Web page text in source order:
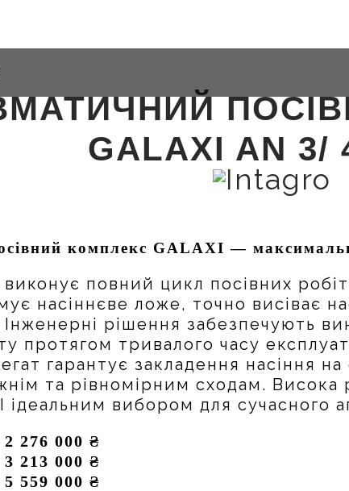
GALAXI AN 3/
комплекс GALAXI —
виконує повний цикл посівних
насіннєве ложе, точно висіває
рішення забезпечують
протягом тривалого часу
гарантує закладення насіння
та рівномірним сходам. Висока
ідеальним вибором для сучасного
276 000 ₴
213 000 ₴
559 000 ₴